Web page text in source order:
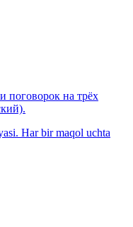
поговорок на трёх
Har bir maqol uchta